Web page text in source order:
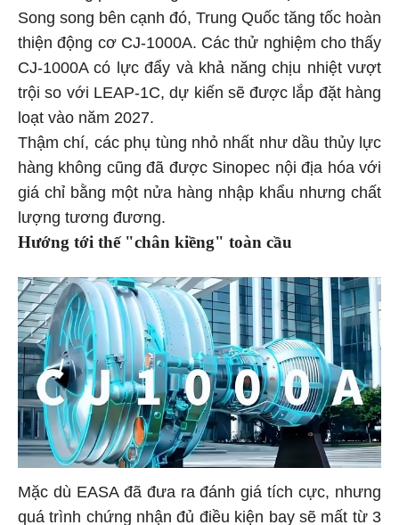
Song song bên cạnh đó, Trung Quốc tăng tốc hoàn
thiện động cơ CJ-1000A. Các thử nghiệm cho thấy
CJ-1000A có lực đẩy và khả năng chịu nhiệt vượt
trội so với LEAP-1C, dự kiến sẽ được lắp đặt hàng
loạt vào năm 2027.
Thậm chí, các phụ tùng nhỏ nhất như dầu thủy lực
hàng không cũng đã được Sinopec nội địa hóa với
giá chỉ bằng một nửa hàng nhập khẩu nhưng chất
lượng tương đương.
Hướng tới thế "chân kiềng" toàn cầu
Mặc dù EASA đã đưa ra đánh giá tích cực, nhưng
quá trình chứng nhận đủ điều kiện bay sẽ mất từ 3